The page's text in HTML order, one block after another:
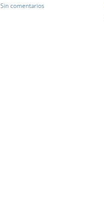
Sin comentarios